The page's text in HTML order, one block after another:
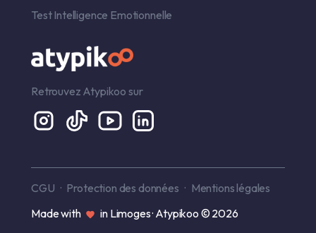
Test Intelligence Emotionnelle
Retrouvez Atypikoo sur
CGU Protection des données
Mentions légales
Made with
in Limoges · Atypikoo © 2026